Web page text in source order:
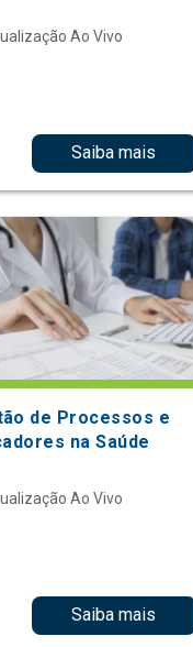
Ao Vivo
Saiba mais
de Processos e
na Saúde
Ao Vivo
Saiba mais